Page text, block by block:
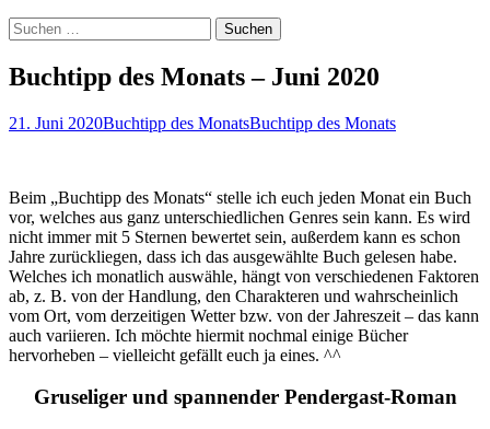
Suchen
nach:
Buchtipp des Monats – Juni 2020
21. Juni 2020Buchtipp des MonatsBuchtipp des Monats
Beim „Buchtipp des Monats“ stelle ich euch jeden Monat ein Buch
vor, welches aus ganz unterschiedlichen Genres sein kann. Es wird
nicht immer mit 5 Sternen bewertet sein, außerdem kann es schon
Jahre zurückliegen, dass ich das ausgewählte Buch gelesen habe.
Welches ich monatlich auswähle, hängt von verschiedenen Faktoren
ab, z. B. von der Handlung, den Charakteren und wahrscheinlich
vom Ort, vom derzeitigen Wetter bzw. von der Jahreszeit – das kann
auch variieren. Ich möchte hiermit nochmal einige Bücher
hervorheben – vielleicht gefällt euch ja eines. ^^
Gruseliger und spannender Pendergast-Roman